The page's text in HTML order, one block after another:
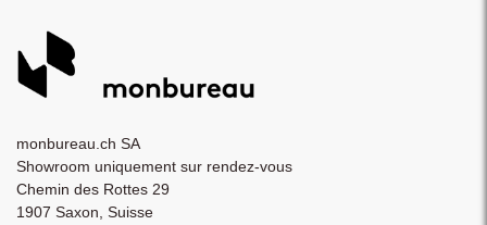
monbureau.ch SA
Showroom uniquement sur rendez-vous
Chemin des Rottes 29
1907 Saxon, Suisse